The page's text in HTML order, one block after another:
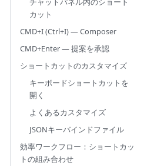
カット
CMD+I (Ctrl+I) — Composer
CMD+Enter — 提案を承認
ショートカットのカスタマイズ
キーボードショートカットを
開く
よくあるカスタマイズ
JSONキーバインドファイル
効率ワークフロー：ショートカッ
トの組み合わせ